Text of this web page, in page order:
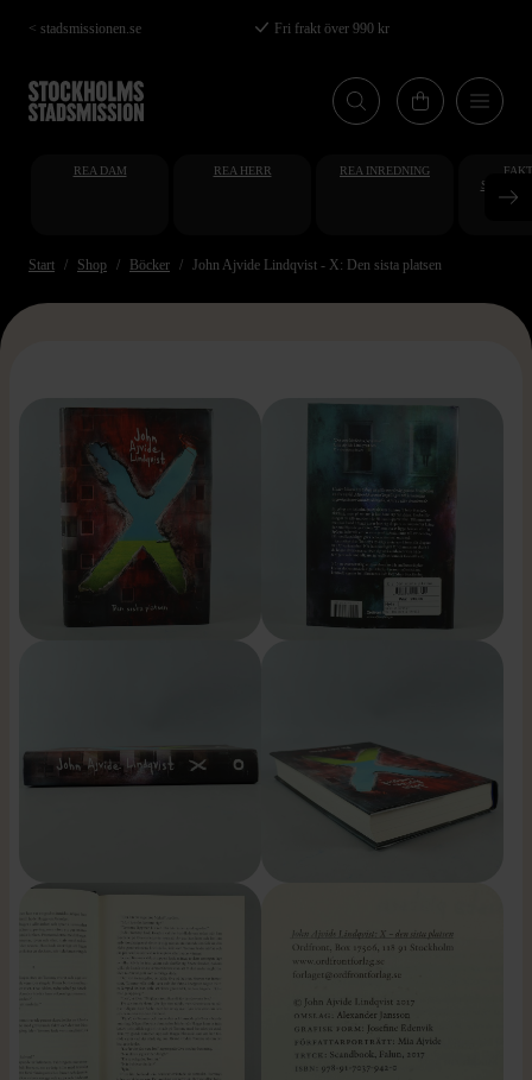
Hoppa
till
huvudinnehåll
< stadsmissionen.se Fri frakt över 990 kr
REA DAM REA HERR REA INREDNING
Start Shop Böcker John Ajvide Lindqvist - X: Den sista platsen
>